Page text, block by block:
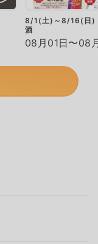
8/1(土)～8/16(日)
酒
08月01日〜08